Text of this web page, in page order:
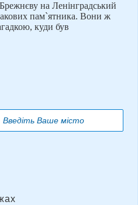
на Ленінградський
пам`ятника. Вони ж
куди був